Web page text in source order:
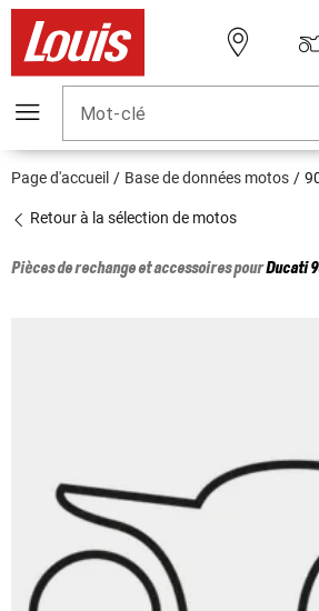
Mot-clé
Page d'accueil Base de données motos
Retour à la sélection de motos
Pièces de rechange et accessoires pourDucati